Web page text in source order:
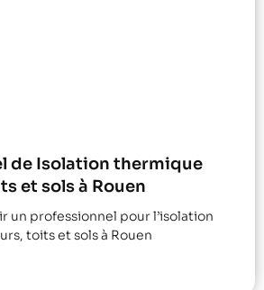
de Isolation thermique
et sols à Rouen
un professionnel pour l’isolation
toits et sols à Rouen